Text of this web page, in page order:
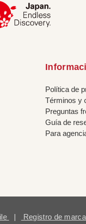
Política de
Términos y
Preguntas
Guía de
Para
| Registro de